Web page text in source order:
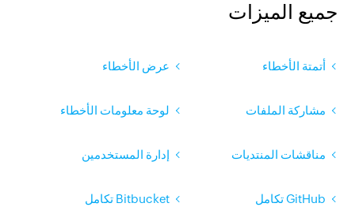
جميع الميزات
أتمتة الأخطاء عرض الأخطاء
مشاركة الملفات لوحة معلومات الأخطاء
مناقشات المنتديات إدارة المستخدمين
GitHub تكامل Bitbucket تكامل